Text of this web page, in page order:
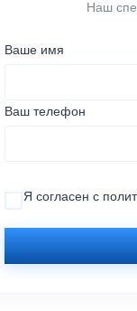
Наш
Ваше имя
Ваш телефон
Я согласен с